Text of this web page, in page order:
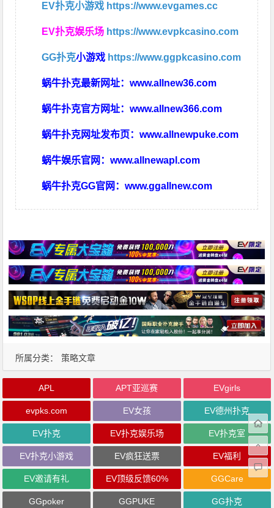
EV扑克小游戏 https://www.evgames.cc
EV扑克娱乐场 https://www.evpkcasino.com
GG扑克小游戏 https://www.ggpkcasino.com
蜗牛扑克最新网址：www.allnew36.com
蜗牛扑克官方网址：www.allnew366.com
蜗牛扑克网址发布页：www.allnewpuke.com
蜗牛娱乐官网：www.allnewapl.com
蜗牛扑克GG官网：www.ggallnew.com
所属分类： 策略文章
APL APT亚巡赛 EVgirls
evpks.com EV女孩 EV德州扑克
EV扑克 EV扑克娱乐场 EV扑克室
EV扑克小游戏 EV疯狂送票 EV福利
EV邀请有礼 EV顶级反馈60% GGCare
GGpoker GGPUKE GG扑克